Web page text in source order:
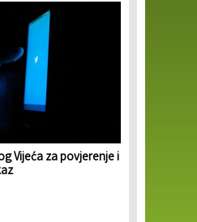
Vijeća za povjerenje i